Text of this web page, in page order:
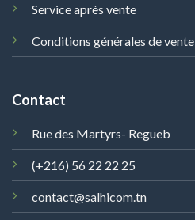
Service après vente
Conditions générales de vente
Contact
Rue des Martyrs- Regueb
(+216) 56 22 22 25
contact@salhicom.tn